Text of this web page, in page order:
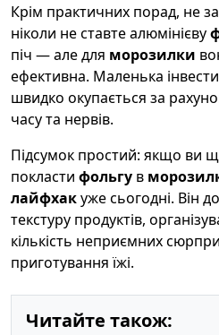
Крім практичних порад, не
ніколи не ставте алюмінієву
піч — але для морозилки
ефективна. Маленька
швидко окупається за
часу та нервів.
Підсумок простий: якщо ви
покласти фольгу в
лайфхакуже сьогодні. Він
текстуру продуктів,
кількість неприємних
приготування їжі.
Читайте також: